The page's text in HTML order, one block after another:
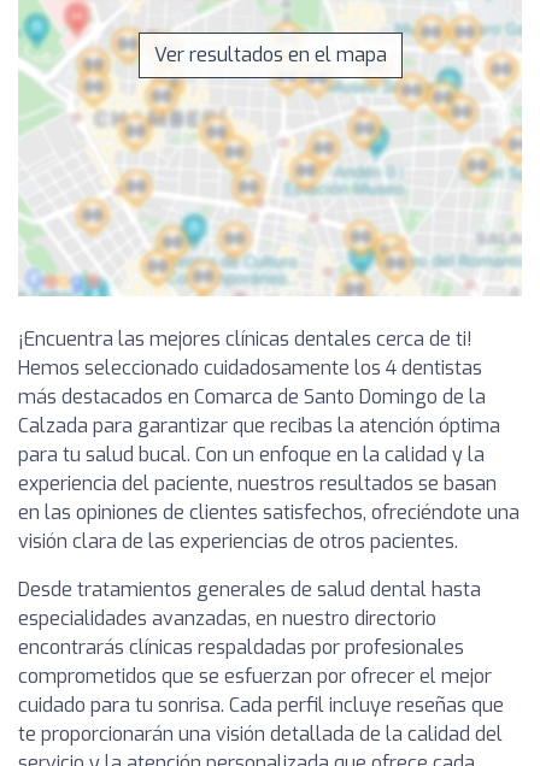
Ver resultados en el mapa
¡Encuentra las mejores clínicas dentales cerca de ti!
Hemos seleccionado cuidadosamente los 4 dentistas
más destacados en Comarca de Santo Domingo de la
Calzada para garantizar que recibas la atención óptima
para tu salud bucal. Con un enfoque en la calidad y la
experiencia del paciente, nuestros resultados se basan
en las opiniones de clientes satisfechos, ofreciéndote una
visión clara de las experiencias de otros pacientes.
Desde tratamientos generales de salud dental hasta
especialidades avanzadas, en nuestro directorio
encontrarás clínicas respaldadas por profesionales
comprometidos que se esfuerzan por ofrecer el mejor
cuidado para tu sonrisa. Cada perfil incluye reseñas que
te proporcionarán una visión detallada de la calidad del